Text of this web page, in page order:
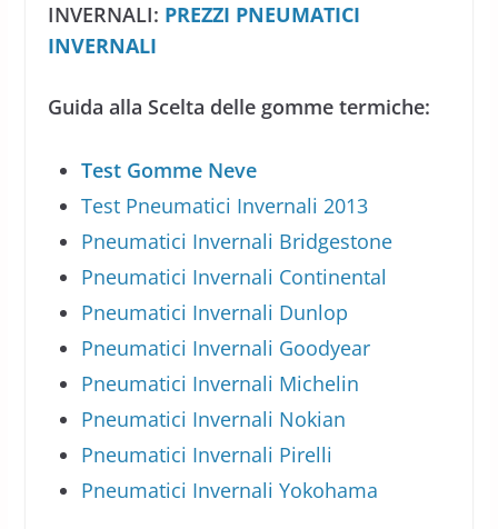
INVERNALI: PREZZI PNEUMATICI
INVERNALI
Guida alla Scelta delle gomme termiche:
Test Gomme Neve
Test Pneumatici Invernali 2013
Pneumatici Invernali Bridgestone
Pneumatici Invernali Continental
Pneumatici Invernali Dunlop
Pneumatici Invernali Goodyear
Pneumatici Invernali Michelin
Pneumatici Invernali Nokian
Pneumatici Invernali Pirelli
Pneumatici Invernali Yokohama